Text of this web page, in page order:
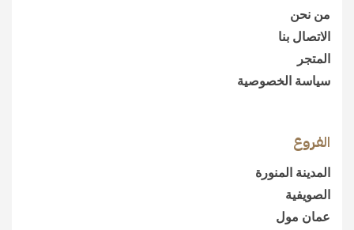
من نحن
الاتصال بنا
المتجر
سياسة الخصوصية
الفروع
المدينة المنورة
الصويفية
عمان مول